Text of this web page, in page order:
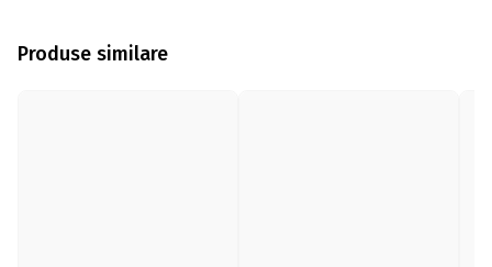
Produse similare